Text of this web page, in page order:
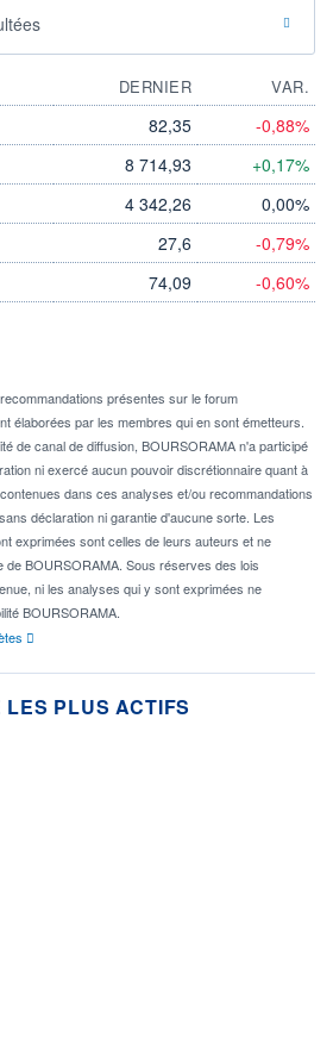
DERNIER
VAR.
82,35 -0,88%
8 714,93 +0,17%
4 342,26 0,00%
27,6 -0,79%
74,09 -0,60%
présentes sur le forum
élaborées par les membres qui en sont émetteurs.
de canal de diffusion, BOURSORAMA n'a participé
ni exercé aucun pouvoir discrétionnaire quant à
dans ces analyses et/ou recommandations
déclaration ni garantie d'aucune sorte. Les
exprimées sont celles de leurs auteurs et ne
de BOURSORAMA. Sous réserves des lois
ni les analyses qui y sont exprimées ne
BOURSORAMA.
PLUS ACTIFS